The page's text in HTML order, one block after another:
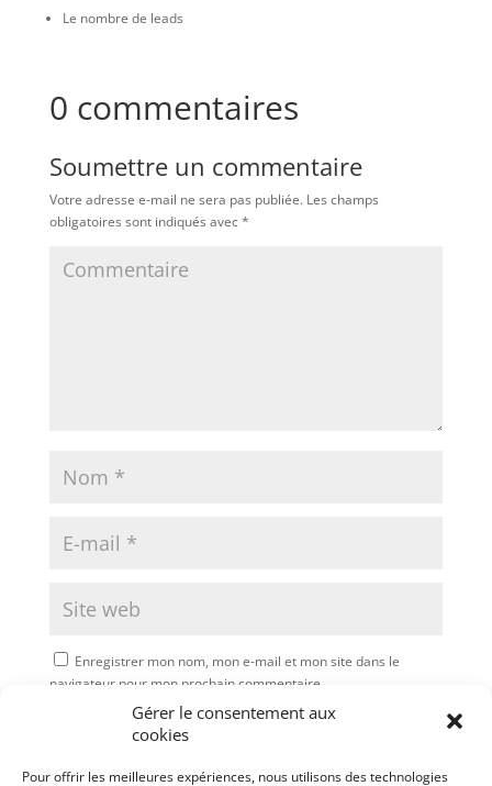
Gérer le consentement aux
cookies
Pour offrir les meilleures expériences, nous utilisons des technologies
Le nombre de leads
0 commentaires
Soumettre un commentaire
Votre adresse e-mail ne sera pas publiée.Les champs
obligatoires sont indiqués avec*
Enregistrer mon nom, mon e-mail et mon site dans le
navigateur pour mon prochain commentaire.
Soumettre le commentaire